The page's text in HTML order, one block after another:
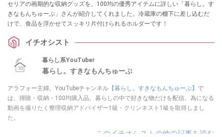
セリアの画期的な収納グッズを、100均の優秀アイテムに詳しい「暮らし。す
きなもんちゅーぶ」さんが紹介してくれました。冷蔵庫の棚下に差し込むだ
けで、食品を浮かせてスッキリ片付けられるホルダーです！
イチオシスト
暮らし系YouTuber
暮らし。すきなもんちゅーぶ
アラフォー主婦。YouTubeチャンネル 【暮らし。すきなもんちゅーぶ】 で
は、掃除・収納・100均購入品。暮らしの中で好きな物だけを配信。為になる
動画を撮りたく整理収納アドバイザー1級・クリンネスト1級を取得しまし
た。
このイチオシストの他の記事を読む